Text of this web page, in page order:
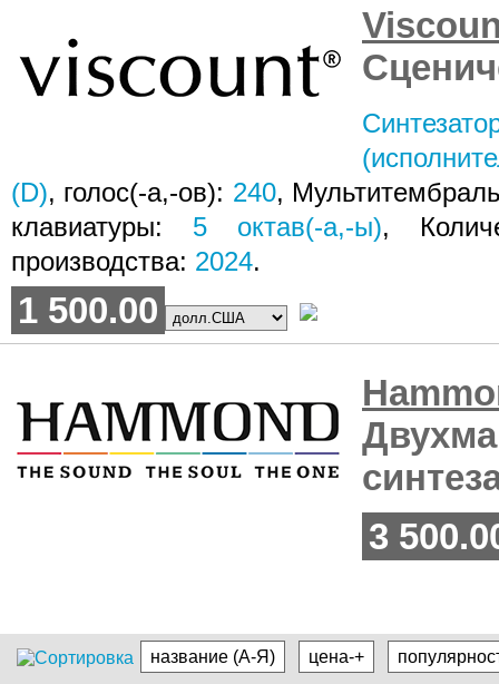
(D), голос(-а,-ов): 240,
клавиатуры: 5 октав(-а,-ы),
производства: 2024.
1 500.00
3
название (А-Я) цена-+